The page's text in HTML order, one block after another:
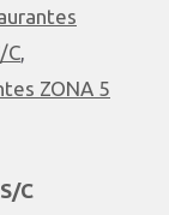
C
ZONA 5
C